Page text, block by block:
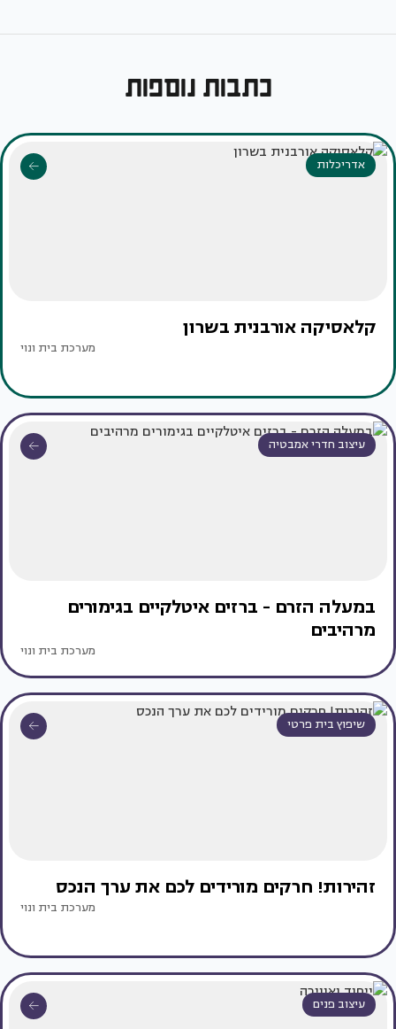
כתבות נוספות
אדריכלות
קלאסיקה אורבנית בשרון
מערכת בית ונוי
עיצוב חדרי אמבטיה
במעלה הזרם - ברזים איטלקיים בגימורים
מרהיבים
מערכת בית ונוי
שיפוץ בית פרטי
זהירות! חרקים מורידים לכם את ערך הנכס
מערכת בית ונוי
עיצוב פנים